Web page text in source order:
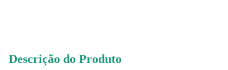
Descrição do Produto